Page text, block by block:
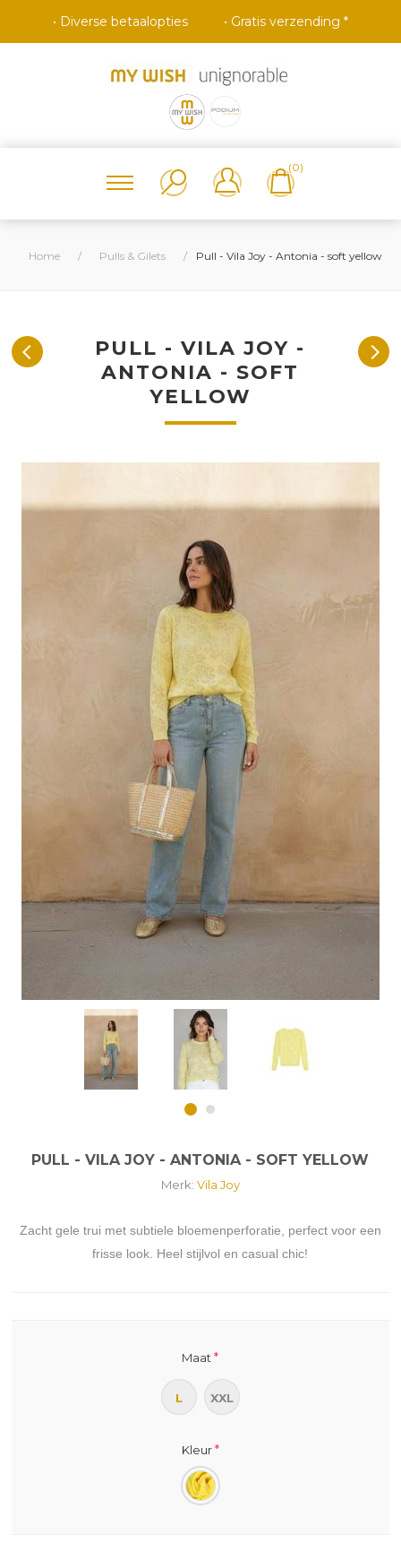
• Diverse betaalopties • Gratis verzending *
(0)
Home / Pulls & Gilets / Pull - Vila Joy - Antonia - soft yellow
PULL - VILA JOY -
ANTONIA - SOFT
YELLOW
PULL - VILA JOY - ANTONIA - SOFT YELLOW
Merk: Vila Joy
Zacht gele trui met subtiele bloemenperforatie, perfect voor een
frisse look. Heel stijlvol en casual chic!
Maat *
L XXL
Kleur*